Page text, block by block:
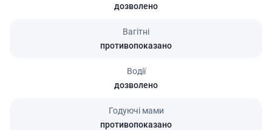
дозволено
Вагітні
противопоказано
Водії
дозволено
Годуючі мами
противопоказано